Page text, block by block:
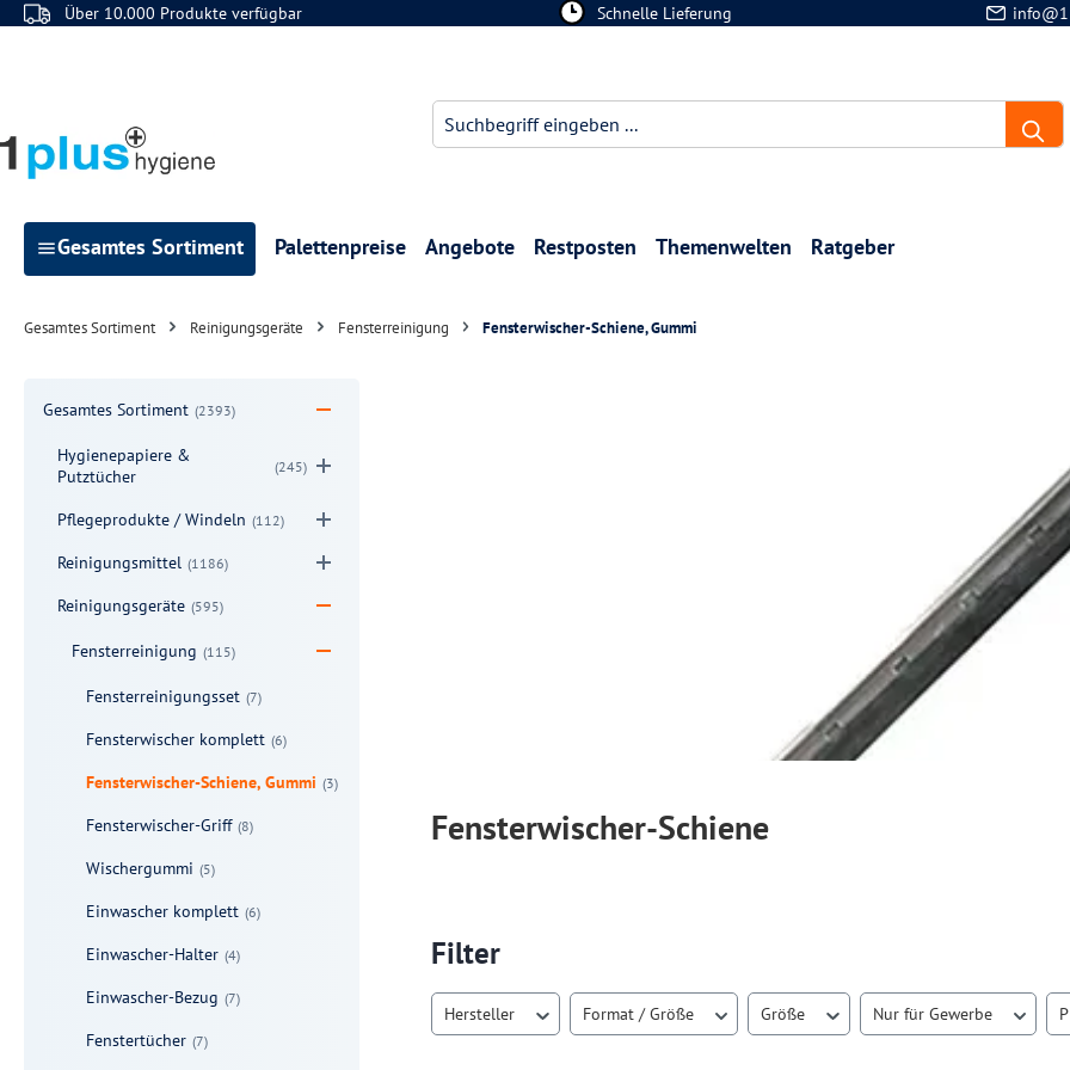
Hauptinhalt springen
Zur Suche springen
Zur Hauptnavigation springen
Über 10.000 Produkte verfügbar Schnelle Lieferung
Gesamtes Sortiment Palettenpreise Angebote Restposten Themenwelten Ratgeber
Gesamtes Sortiment Reinigungsgeräte Fensterreinigung Fensterwischer-Schiene, Gummi
Gesamtes Sortiment (2393)
Hygienepapiere &
Putztücher
(245)
Pflegeprodukte / Windeln (112)
Reinigungsmittel (1186)
Reinigungsgeräte (595)
Fensterreinigung (115)
Fensterreinigungsset (7)
Fensterwischer komplett (6)
Fensterwischer-Schiene, Gummi (3)
Fensterwischer-Griff (8)
Wischergummi (5)
Einwascher komplett (6)
Einwascher-Halter (4)
Einwascher-Bezug (7)
Fenstertücher (7)
Fensterwischer-Schiene
Filter
Hersteller Format / Größe Größe Nur für Gewerbe